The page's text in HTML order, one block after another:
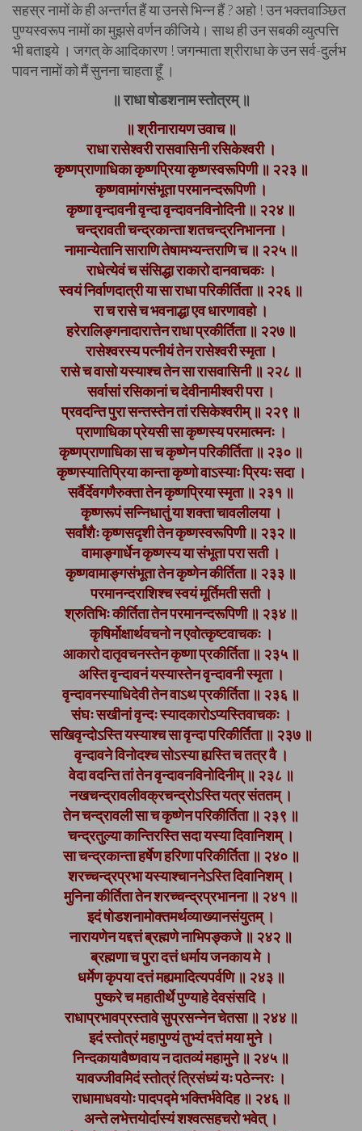
सहस्र नामों के ही अन्तर्गत हैं या उनसे भिन्न हैं ? अहो ! उन भक्तवाञ्छित
पुण्यस्वरूप नामों का मुझसे वर्णन कीजिये। साथ ही उन सबकी व्युत्पत्ति
भी बताइये । जगत् के आदिकारण ! जगन्माता श्रीराधा के उन सर्व-दुर्लभ
पावन नामों को मैं सुनना चाहता हूँ ।
॥ राधा षोडशनाम स्तोत्रम् ॥
॥ श्रीनारायण उवाच ॥
राधा रासेश्वरी रासवासिनी रसिकेश्वरी ।
कृष्णप्राणाधिका कृष्णप्रिया कृष्णस्वरूपिणी ॥ २२३ ॥
कृष्णवामांगसंभूता परमानन्दरूपिणी ।
कृष्णा वृन्दावनी वृन्दा वृन्दावनविनोदिनी ॥ २२४ ॥
चन्द्रावती चन्द्रकान्ता शतचन्द्रनिभानना ।
नामान्येतानि साराणि तेषामभ्यन्तराणि च ॥ २२५ ॥
राधेत्येवं च संसिद्धा राकारो दानवाचकः ।
स्वयं निर्वाणदात्री या सा राधा परिकीर्तिता ॥ २२६ ॥
रा च रासे च भवनाद्धा एव धारणावहो ।
हरेरालिङ्गनादारात्तेन राधा प्रकीर्तिता ॥ २२७ ॥
रासेश्वरस्य पत्नीयं तेन रासेश्वरी स्मृता ।
रासे च वासो यस्याश्च तेन सा रासवासिनी ॥ २२८ ॥
सर्वासां रसिकानां च देवीनामीश्वरी परा ।
प्रवदन्ति पुरा सन्तस्तेन तां रसिकेश्वरीम् ॥ २२९ ॥
प्राणाधिका प्रेयसी सा कृष्णस्य परमात्मनः ।
कृष्णप्राणाधिका सा च कृष्णेन परिकीर्तिता ॥ २३० ॥
कृष्णस्यातिप्रिया कान्ता कृष्णो वाऽस्याः प्रियः सदा ।
सर्वैर्देवगणैरुक्ता तेन कृष्णप्रिया स्मृता ॥ २३१ ॥
कृष्णरूपं सन्निधातुं या शक्ता चावलीलया ।
सर्वांशैः कृष्णसदृशी तेन कृष्णस्वरूपिणी ॥ २३२ ॥
वामाङ्गार्धेन कृष्णस्य या संभूता परा सती ।
कृष्णवामाङ्गसंभूता तेन कृष्णेन कीर्तिता ॥ २३३ ॥
परमानन्दराशिश्च स्वयं मूर्तिमती सती ।
श्रुतिभिः कीर्तिता तेन परमानन्दरूपिणी ॥ २३४ ॥
कृषिर्मोक्षार्थवचनो न एवोत्कृष्टवाचकः ।
आकारो दातृवचनस्तेन कृष्णा प्रकीर्तिता ॥ २३५ ॥
अस्ति वृन्दावनं यस्यास्तेन वृन्दावनी स्मृता ।
वृन्दावनस्याधिदेवी तेन वाऽथ प्रकीर्तिता ॥ २३६ ॥
संघः सखीनां वृन्दः स्यादकारोऽप्यस्तिवाचकः ।
सखिवृन्दोऽस्ति यस्याश्च सा वृन्दा परिकीर्तिता ॥ २३७ ॥
वृन्दावने विनोदश्च सोऽस्या ह्यस्ति च तत्र वै ।
वेदा वदन्ति तां तेन वृन्दावनविनोदिनीम् ॥ २३८ ॥
नखचन्द्रावलीवक्रचन्द्रोऽस्ति यत्र संततम् ।
तेन चन्द्रावली सा च कृष्णेन परिकीर्तिता ॥ २३९ ॥
चन्द्रतुल्या कान्तिरस्ति सदा यस्या दिवानिशम् ।
सा चन्द्रकान्ता हर्षेण हरिणा परिकीर्तिता ॥ २४० ॥
शरच्चन्द्रप्रभा यस्याश्चाननेऽस्ति दिवानिशम् ।
मुनिना कीर्तिता तेन शरच्चन्द्रप्रभानना ॥ २४१ ॥
इदं षोडशनामोक्तमर्थव्याख्यानसंयुतम् ।
नारायणेन यद्दत्तं ब्रह्मणे नाभिपङ्कजे ॥ २४२ ॥
ब्रह्मणा च पुरा दत्तं धर्माय जनकाय मे ।
धर्मेण कृपया दत्तं मह्यमादित्यपर्वणि ॥ २४३ ॥
पुष्करे च महातीर्थे पुण्याहे देवसंसदि ।
राधाप्रभावप्रस्तावे सुप्रसन्नेन चेतसा ॥ २४४ ॥
इदं स्तोत्रं महापुण्यं तुभ्यं दत्तं मया मुने ।
निन्दकायावैष्णवाय न दातव्यं महामुने ॥ २४५ ॥
यावज्जीवमिदं स्तोत्रं त्रिसंध्यं यः पठेन्नरः ।
राधामाधवयोः पादपद्मे भक्तिर्भवेदिह ॥ २४६ ॥
अन्ते लभेत्तयोर्दास्यं शश्वत्सहचरो भवेत् ।